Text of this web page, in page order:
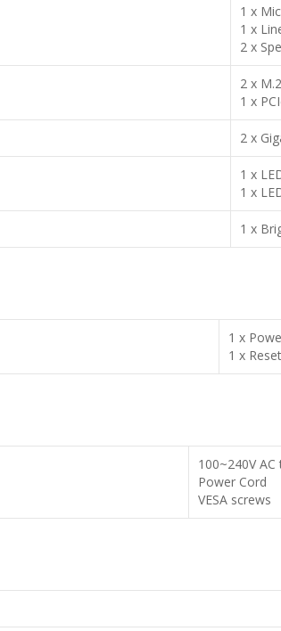
1 x
1 x
2 x
2 x
1 x
2 x
1 x
1 x
1 x
1 x
1 x
100~240V
Power Cord
VESA screws